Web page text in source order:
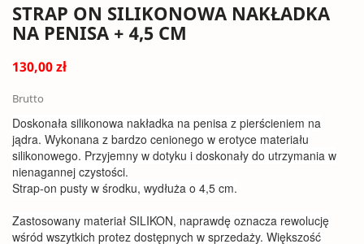
STRAP ON SILIKONOWA NAKŁADKA
NA PENISA + 4,5 CM
130,00 zł
Brutto
Doskonała silikonowa nakładka na penisa z pierścieniem na
jądra. Wykonana z bardzo cenionego w erotyce materiału
silikonowego. Przyjemny w dotyku i doskonały do utrzymania w
nienagannej czystości.
Strap-on pusty w środku, wydłuża o 4,5 cm.
Zastosowany materiał SILIKON, naprawdę oznacza rewolucję
wśród wszytkich protez dostępnych w sprzedaży. Większość